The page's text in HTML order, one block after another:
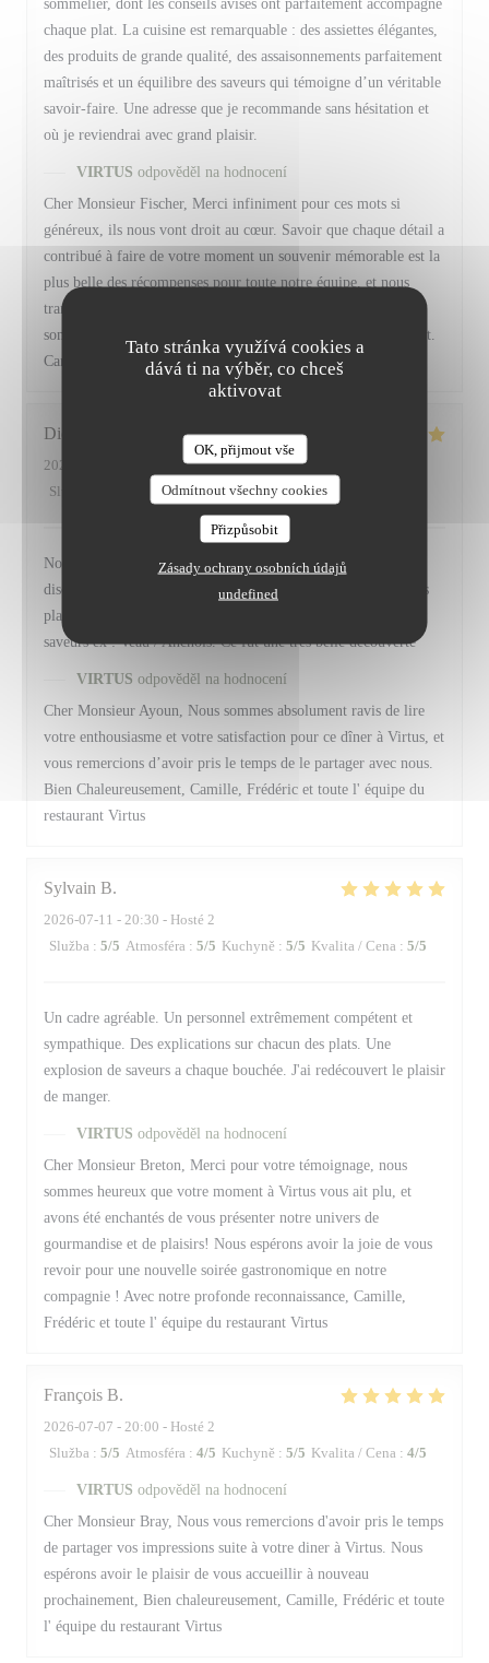
Tato stránka využívá cookies a
dává ti na výběr, co chceš
aktivovat
OK, přijmout vše
Odmítnout všechny cookies
Přizpůsobit
Zásady ochrany osobních údajů
undefined
sommelier, dont les conseils avisés ont parfaitement accompagné
chaque plat. La cuisine est remarquable : des assiettes élégantes,
des produits de grande qualité, des assaisonnements parfaitement
maîtrisés et un équilibre des saveurs qui témoigne d’un véritable
savoir-faire. Une adresse que je recommande sans hésitation et
où je reviendrai avec grand plaisir.
VIRTUS odpověděl na hodnocení
Cher Monsieur Fischer, Merci infiniment pour ces mots si
généreux, ils nous vont droit au cœur. Savoir que chaque détail a
contribué à faire de votre moment un souvenir mémorable est la
plus belle des récompenses pour toute notre équipe, et nous
transmettrons bien sûr vos compliments à Baptiste, notre
sommelier. Nous serons ravis de vous retrouver prochainement.
Camille, Frédéric et toute l' équipe de Virtus
Didier
2026-07-11
- 19:45 - Hosté 2
Služba
Atmosféra: 4/5 Kuchyně: 5/5 Kvalita / Cena
Nous avons apprécié le cadre est très agréable, la présence
discrète et efficace du personnel, la description , le rythme des
plats, l'esthétique des assiettes, l'originalité et le mélange des
saveurs ex : Veau / Anchois. Ce fut une très belle découverte
VIRTUS odpověděl na hodnocení
Cher Monsieur Ayoun, Nous sommes absolument ravis de lire
votre enthousiasme et votre satisfaction pour ce dîner à Virtus, et
vous remercions d’avoir pris le temps de le partager avec nous.
Bien Chaleureusement, Camille, Frédéric et toute l' équipe du
restaurant Virtus
Sylvain B
2026-07-11 - 20:30 - Hosté 2
Služba : 5/5 Atmosféra : 5/5 Kuchyně : 5/5 Kvalita / Cena : 5/5
Un cadre agréable. Un personnel extrêmement compétent et
sympathique. Des explications sur chacun des plats. Une
explosion de saveurs a chaque bouchée. J'ai redécouvert le plaisir
de manger.
VIRTUS odpověděl na hodnocení
Cher Monsieur Breton, Merci pour votre témoignage, nous
sommes heureux que votre moment à Virtus vous ait plu, et
avons été enchantés de vous présenter notre univers de
gourmandise et de plaisirs! Nous espérons avoir la joie de vous
revoir pour une nouvelle soirée gastronomique en notre
compagnie ! Avec notre profonde reconnaissance, Camille,
Frédéric et toute l' équipe du restaurant Virtus
François B
2026-07-07 - 20:00 - Hosté 2
Služba : 5/5 Atmosféra : 4/5 Kuchyně : 5/5 Kvalita / Cena : 4/5
VIRTUS odpověděl na hodnocení
Cher Monsieur Bray, Nous vous remercions d'avoir pris le temps
de partager vos impressions suite à votre diner à Virtus. Nous
espérons avoir le plaisir de vous accueillir à nouveau
prochainement, Bien chaleureusement, Camille, Frédéric et toute
l' équipe du restaurant Virtus